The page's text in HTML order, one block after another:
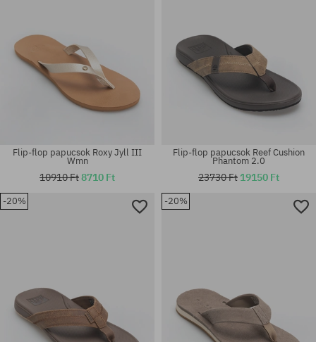
Elérhető méretek:
Elérhető méretek:
Flip-flop papucsok Roxy Jyll III
Wmn
10910 Ft8710 Ft
Flip-flop papucsok Reef Cushion
Phantom 2.0
23730 Ft 19150 Ft
-20% -20%